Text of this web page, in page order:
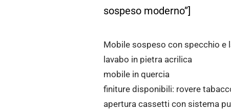
sospeso moderno”]
Mobile sospeso con specchio e
lavabo in pietra acrilica
mobile in quercia
finiture disponibili: rovere
apertura cassetti con sistema